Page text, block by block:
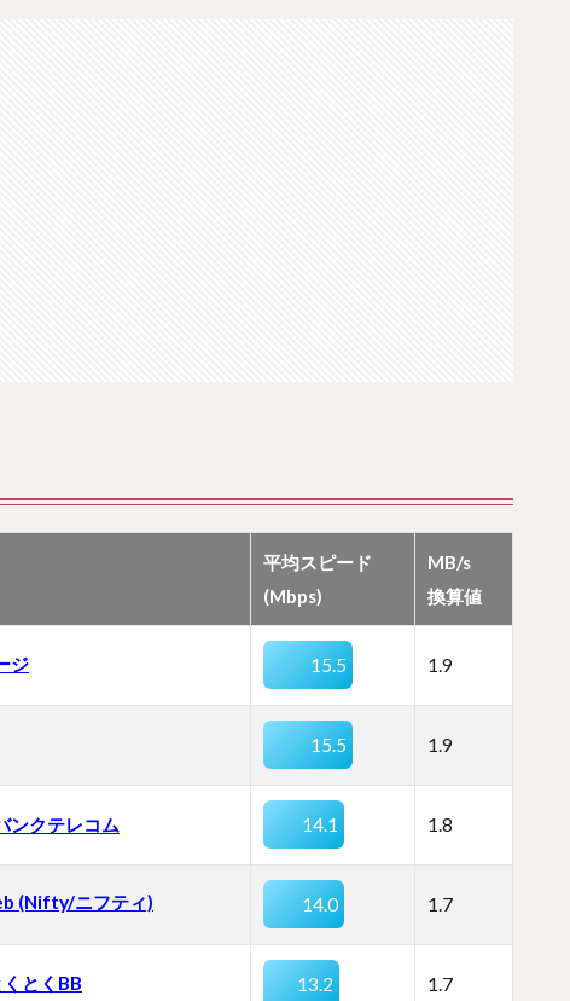
平均スピード
(Mbps)
MB/s
換算値
ジ 15.5 1.9
15.5 1.9
ンクテレコム 14.1 1.8
(Nifty/ニフティ) 14.0 1.7
とくBB 13.2 1.7